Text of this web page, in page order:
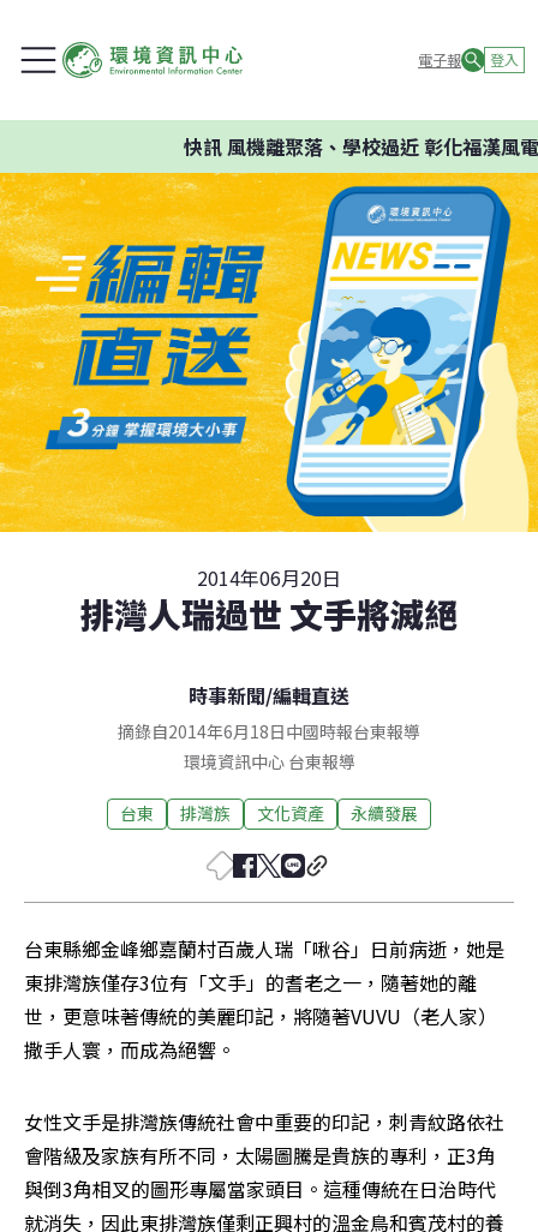
電子報 登入
快訊風機離聚落、學校過近 彰化福漢風電
2014年06月20日
排灣人瑞過世 文手將滅絕
時事新聞/編輯直送
摘錄自2014年6月18日中國時報台東報導
環境資訊中心 台東報導
台東 排灣族 文化資產 永續發展
台東縣鄉金峰鄉嘉蘭村百歲人瑞「啾谷」日前病逝，她是
東排灣族僅存3位有「文手」的耆老之一，隨著她的離
世，更意味著傳統的美麗印記，將隨著VUVU（老人家）
撒手人寰，而成為絕響。
女性文手是排灣族傳統社會中重要的印記，刺青紋路依社
會階級及家族有所不同，太陽圖騰是貴族的專利，正3角
與倒3角相叉的圖形專屬當家頭目。這種傳統在日治時代
就消失，因此東排灣族僅剩正興村的溫金鳥和賓茂村的養